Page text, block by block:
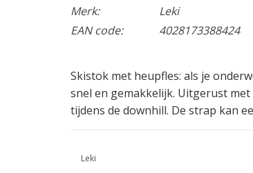
Merk:
Leki
EAN code:
4028173388424
Skistok met heupfles: als je
snel en gemakkelijk. Uitgerust
tijdens de downhill. De strap kan
Leki